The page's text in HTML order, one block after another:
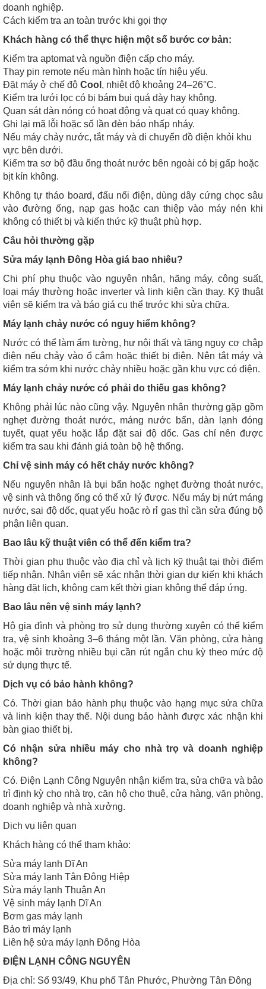
doanh nghiệp.
Cách kiểm tra an toàn trước khi gọi thợ
Khách hàng có thể thực hiện một số bước cơ bản:
Kiểm tra aptomat và nguồn điện cấp cho máy.
Thay pin remote nếu màn hình hoặc tín hiệu yếu.
Đặt máy ở chế độ Cool , nhiệt độ khoảng 24–26°C.
Kiểm tra lưới lọc có bị bám bụi quá dày hay không.
Quan sát dàn nóng có hoạt động và quạt có quay không.
Ghi lại mã lỗi hoặc số lần đèn báo nhấp nháy.
Nếu máy chảy nước, tắt máy và di chuyển đồ điện khỏi khu
vực bên dưới.
Kiểm tra sơ bộ đầu ống thoát nước bên ngoài có bị gấp hoặc
bịt kín không.
Không tự tháo board, đấu nối điện, dùng dây cứng chọc sâu
vào đường ống, nạp gas hoặc can thiệp vào máy nén khi
không có thiết bị và kiến thức kỹ thuật phù hợp.
Câu hỏi thường gặp
Sửa máy lạnh Đông Hòa giá bao nhiêu?
Chi phí phụ thuộc vào nguyên nhân, hãng máy, công suất,
loại máy thường hoặc inverter và linh kiện cần thay. Kỹ thuật
viên sẽ kiểm tra và báo giá cụ thể trước khi sửa chữa.
Máy lạnh chảy nước có nguy hiểm không?
Nước có thể làm ẩm tường, hư nội thất và tăng nguy cơ chập
điện nếu chảy vào ổ cắm hoặc thiết bị điện. Nên tắt máy và
kiểm tra sớm khi nước chảy nhiều hoặc gần khu vực có điện.
Máy lạnh chảy nước có phải do thiếu gas không?
Không phải lúc nào cũng vậy. Nguyên nhân thường gặp gồm
nghẹt đường thoát nước, máng nước bẩn, dàn lạnh đóng
tuyết, quạt yếu hoặc lắp đặt sai độ dốc. Gas chỉ nên được
kiểm tra sau khi đánh giá toàn bộ hệ thống.
Chỉ vệ sinh máy có hết chảy nước không?
Nếu nguyên nhân là bụi bẩn hoặc nghẹt đường thoát nước,
vệ sinh và thông ống có thể xử lý được. Nếu máy bị nứt máng
nước, sai độ dốc, quạt yếu hoặc rò rỉ gas thì cần sửa đúng bộ
phận liên quan.
Bao lâu kỹ thuật viên có thể đến kiểm tra?
Thời gian phụ thuộc vào địa chỉ và lịch kỹ thuật tại thời điểm
tiếp nhận. Nhân viên sẽ xác nhận thời gian dự kiến khi khách
hàng đặt lịch, không cam kết thời gian không thể đáp ứng.
Bao lâu nên vệ sinh máy lạnh?
Hộ gia đình và phòng trọ sử dụng thường xuyên có thể kiểm
tra, vệ sinh khoảng 3–6 tháng một lần. Văn phòng, cửa hàng
hoặc môi trường nhiều bụi cần rút ngắn chu kỳ theo mức độ
sử dụng thực tế.
Dịch vụ có bảo hành không?
Có. Thời gian bảo hành phụ thuộc vào hạng mục sửa chữa
và linh kiện thay thế. Nội dung bảo hành được xác nhận khi
bàn giao thiết bị.
Có nhận sửa nhiều máy cho nhà trọ và doanh nghiệp
không?
Có. Điện Lạnh Công Nguyên nhận kiểm tra, sửa chữa và bảo
trì định kỳ cho nhà trọ, căn hộ cho thuê, cửa hàng, văn phòng,
doanh nghiệp và nhà xưởng.
Dịch vụ liên quan
Khách hàng có thể tham khảo:
Sửa máy lạnh Dĩ An
Sửa máy lạnh Tân Đông Hiệp
Sửa máy lạnh Thuận An
Vệ sinh máy lạnh Dĩ An
Bơm gas máy lạnh
Bảo trì máy lạnh
Liên hệ sửa máy lạnh Đông Hòa
ĐIỆN LẠNH CÔNG NGUYÊN
Địa chỉ: Số 93/49, Khu phố Tân Phước, Phường Tân Đông